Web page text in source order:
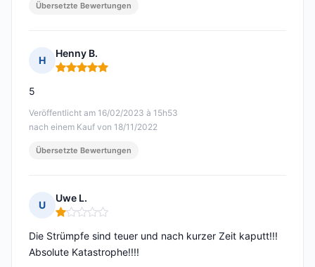
Übersetzte Bewertungen
H
Henny B.
Hinweis: 5 von 5
Veröffentlicht am 16/02/2023 à 15h53
nach einem Kauf von 18/11/2022
5
Übersetzte Bewertungen
U
Uwe L.
Hinweis: 1 von 5
Die Strümpfe sind teuer und nach kurzer Zeit kaputt!!!
Absolute Katastrophe!!!!